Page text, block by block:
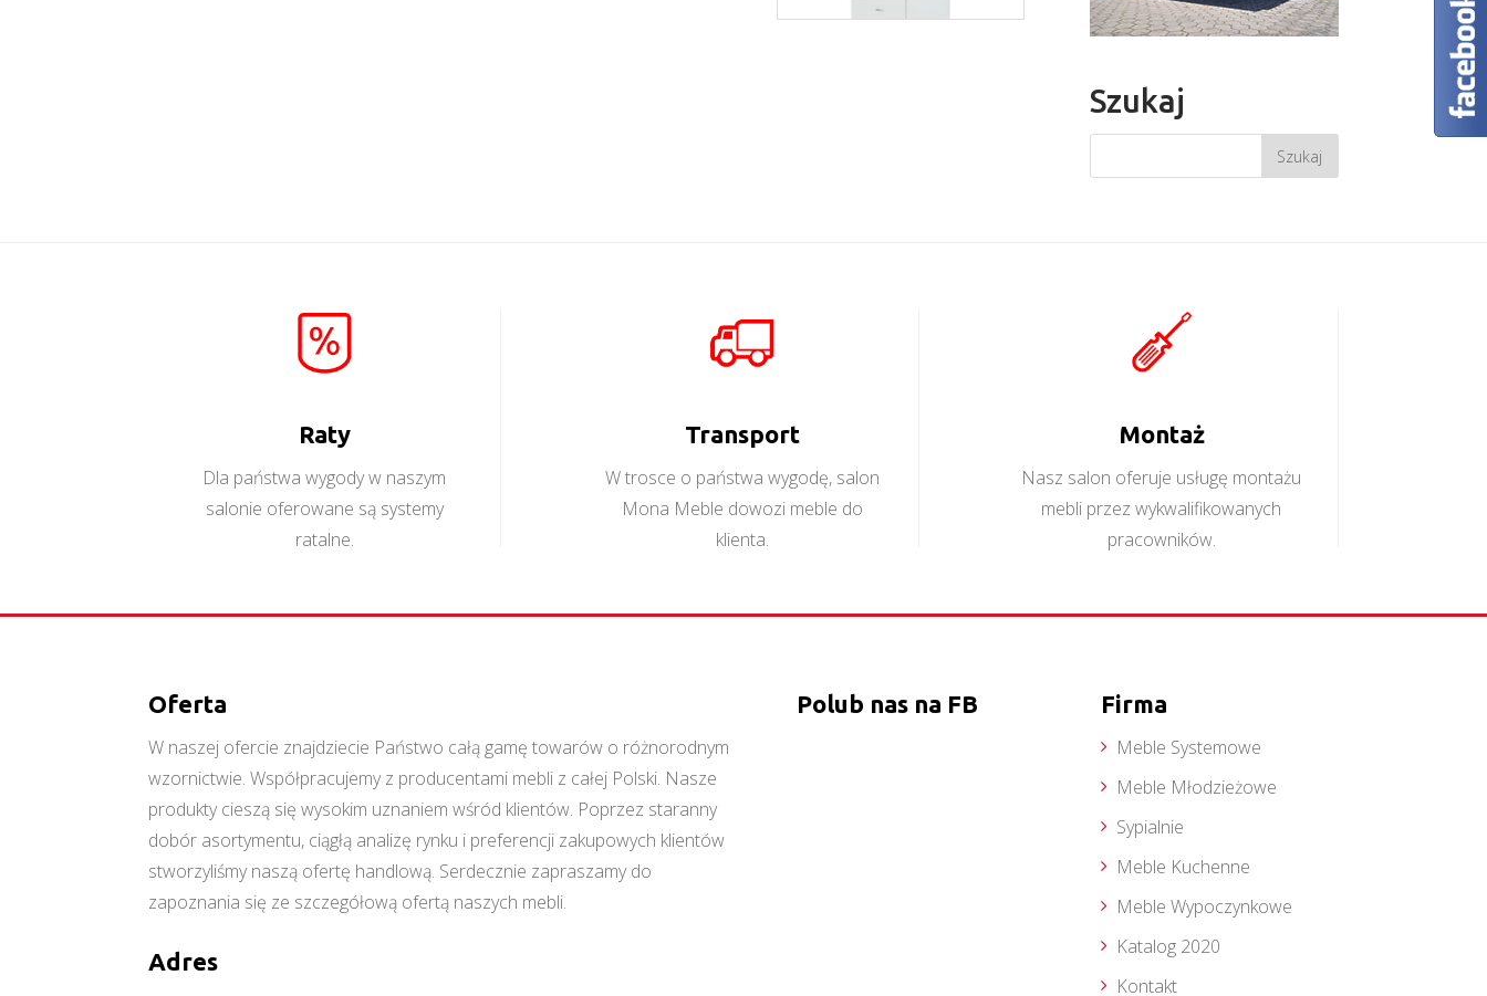
Szukaj
Raty
Dla państwa wygody w naszym
salonie oferowane są systemy
ratalne.
Transport
W trosce o państwa wygodę, salon
Mona Meble dowozi meble do
klienta.
Montaż
Nasz salon oferuje usługę montażu
mebli przez wykwalifikowanych
pracowników.
Oferta
W naszej ofercie znajdziecie Państwo całą gamę towarów o różnorodnym
wzornictwie. Współpracujemy z producentami mebli z całej Polski. Nasze
produkty cieszą się wysokim uznaniem wśród klientów. Poprzez staranny
dobór asortymentu, ciągłą analizę rynku i preferencji zakupowych klientów
stworzyliśmy naszą ofertę handlową. Serdecznie zapraszamy do
zapoznania się ze szczegółową ofertą naszych mebli.
Adres
Polub nas na FB Firma
Meble Systemowe
Meble Młodzieżowe
Sypialnie
Meble Kuchenne
Meble Wypoczynkowe
Katalog 2020
Kontakt